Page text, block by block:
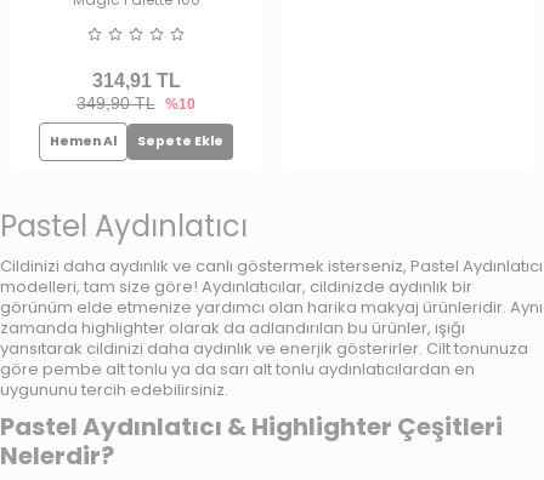
349,90 TL %10
314,91TL
Hemen Al Sepete Ekle
Pastel Aydınlatıcı
Cildinizi daha aydınlık ve canlı göstermek isterseniz, Pastel Aydınlatıcı
modelleri, tam size göre! Aydınlatıcılar, cildinizde aydınlık bir
görünüm elde etmenize yardımcı olan harika makyaj ürünleridir. Aynı
zamanda highlighter olarak da adlandırılan bu ürünler, ışığı
yansıtarak cildinizi daha aydınlık ve enerjik gösterirler. Cilt tonunuza
göre pembe alt tonlu ya da sarı alt tonlu aydınlatıcılardan en
uygununu tercih edebilirsiniz.
Pastel Aydınlatıcı & Highlighter Çeşitleri
Nelerdir?